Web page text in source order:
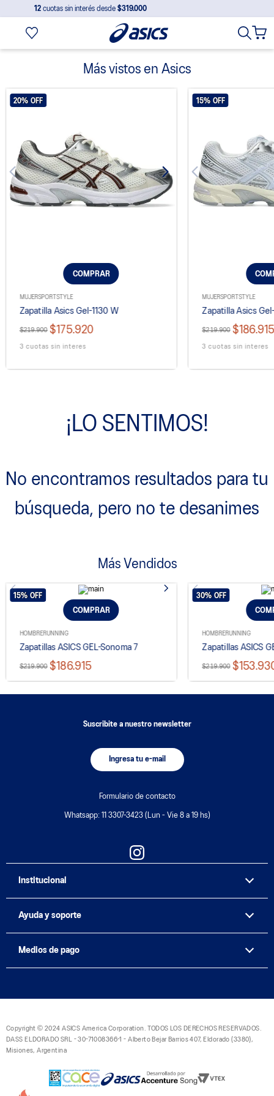
12 cuotas sin interés desde $319.000
Más vistos en Asics
COMPRAR
MUJERSPORTSTYLE
Zapatilla Asics Gel-1130 W
$219.900 $175.920
20% OFF
3 cuotas sin interes
MUJERSPORTSTYLE
Zapatilla Asics
$219.900 $186.915
15% OFF
3 cuotas sin interes
¡LO SENTIMOS!
No encontramos resultados para tu
búsqueda, pero no te desanimes
Más Vendidos
COMPRAR
HOMBRERUNNING
Zapatillas ASICS GEL-Sonoma 7
$219.900 $186.915
15% OFF
HOMBRERUNNING
Zapatillas ASICS
$219.900
30% OFF
Suscribite a nuestro newsletter
Ingresa tu e-mail
Formulario de contacto
Whatsapp: 11 3307-3423 (Lun - Vie 8 a 19 hs)
Institucional
Ayuda y soporte
Medios de pago
Copyright © 2024 ASICS America Corporation. TODOS LOS DERECHOS RESERVADOS.
DASS ELDORADO SRL - 30-71008366-1 - Alberto Bejar Barrios 407, Eldorado (3380),
Misiones, Argentina